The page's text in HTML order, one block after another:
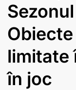
limitate
în joc